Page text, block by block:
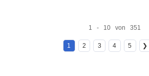
1 - 10 von 351
1 2 3 4 5 ❯